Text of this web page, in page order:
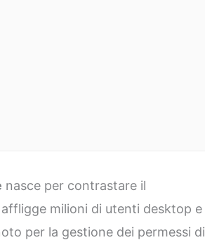
nasce per contrastare il
milioni di utenti desktop e
per la gestione dei permessi di